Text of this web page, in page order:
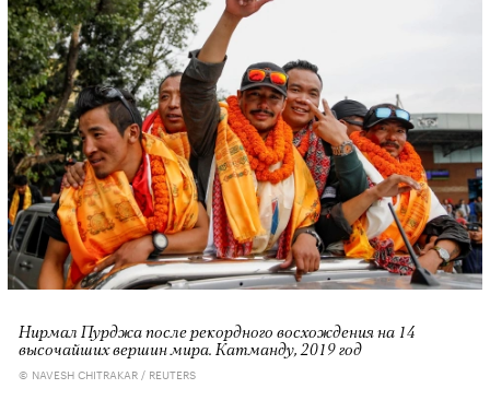
Нирмал Пурджа после рекордного восхождения на 14
высочайших вершин мира. Катманду, 2019 год
© NAVESH CHITRAKAR / REUTERS